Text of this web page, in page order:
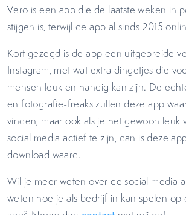
Vero is een app die de laatste weken in
stijgen is, terwijl de app al sinds 2015
Kort gezegd is de app een uitgebreide
Instagram, met wat extra dingetjes die
mensen leuk en handig kan zijn. De
en fotografie-freaks zullen deze app
vinden, maar ook als je het gewoon leuk
social media actief te zijn, dan is deze
download waard.
Wil je meer weten over de social media
weten hoe je als bedrijf in kan spelen op